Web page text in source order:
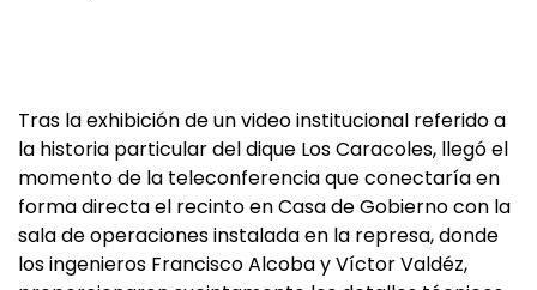
Tras la exhibición de un video institucional referido a
la historia particular del dique Los Caracoles, llegó el
momento de la teleconferencia que conectaría en
forma directa el recinto en Casa de Gobierno con la
sala de operaciones instalada en la represa, donde
los ingenieros Francisco Alcoba y Víctor Valdéz,